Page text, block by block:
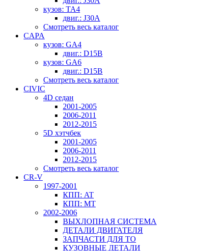
кузов: TA4
двиг.: J30A
Смотреть весь каталог
CAPA
кузов: GA4
двиг.: D15B
кузов: GA6
двиг.: D15B
Смотреть весь каталог
CIVIC
4D седан
2001-2005
2006-2011
2012-2015
5D хэтчбек
2001-2005
2006-2011
2012-2015
Смотреть весь каталог
CR-V
1997-2001
КПП: AT
КПП: MT
2002-2006
ВЫХЛОПНАЯ СИСТЕМА
ДЕТАЛИ ДВИГАТЕЛЯ
ЗАПЧАСТИ ДЛЯ ТО
КУЗОВНЫЕ ДЕТАЛИ